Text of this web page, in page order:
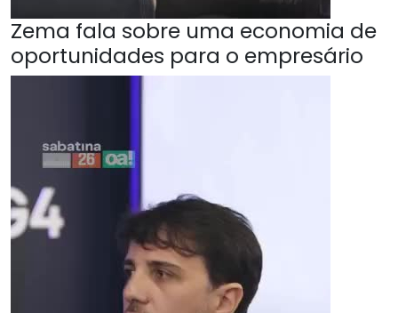
Zema fala sobre uma economia de
oportunidades para o empresário